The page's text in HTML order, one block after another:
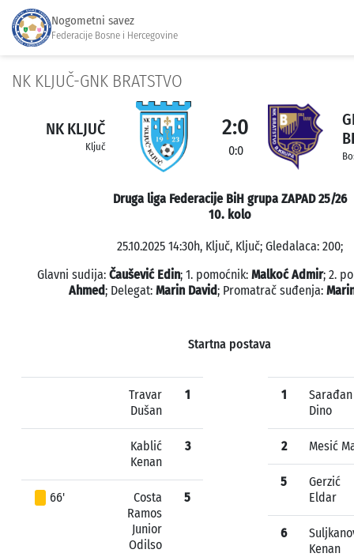
Nogometni savez
Federacije Bosne i Hercegovine
NK KLJUČ-GNK BRATSTVO
NK KLJUČ
Ključ
2:0
0:0
Druga liga Federacije BiH grupa ZAPAD 25/26
10. kolo
25.10.2025 14:30h, Ključ, Ključ; Gledalaca: 200;
Glavni sudija: Čaušević Edin; 1. pomoćnik: Malkoć Admir; 2.
Ahmed; Delegat: Marin David; Promatrač suđenja:
Startna postava
Travar
Dušan
1
Kablić
Kenan
3
66'
Costa
Ramos
Junior
Odilso
5
1
Sarađan
Dino
2 Mesić
5
Gerzić
Eldar
6
Kenan